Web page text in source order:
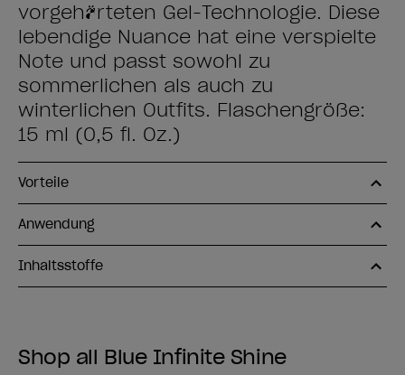
vorgehärteten Gel-Technologie. Diese
lebendige Nuance hat eine verspielte
Note und passt sowohl zu
sommerlichen als auch zu
winterlichen Outfits. Flaschengröße:
15 ml (0,5 fl. Oz.)
Vorteile
Anwendung
Inhaltsstoffe
Shop all Blue Infinite Shine